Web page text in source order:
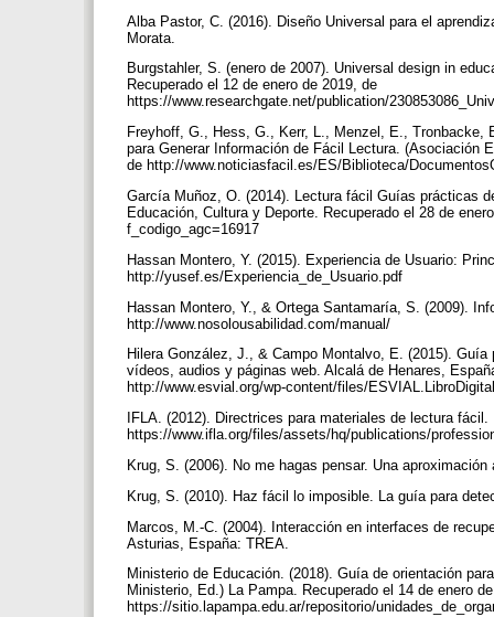
Alba Pastor, C. (2016). Diseño Universal para el
Morata.
Burgstahler, S. (enero de 2007). Universal design in
Recuperado el 12 de enero de 2019, de
https://www.researchgate.net/publication/
Freyhoff, G., Hess, G., Kerr, L., Menzel, E.,
para Generar Información de Fácil Lectura. (Asociación
de http://www.noticiasfacil.es/ES/Biblioteca/
García Muñoz, O. (2014). Lectura fácil Guías prácticas
Educación, Cultura y Deporte. Recuperado el 28 de
f_codigo_agc=16917
Hassan Montero, Y. (2015). Experiencia de Usuario:
http://yusef.es/Experiencia_de_Usuario.pdf
Hassan Montero, Y., & Ortega Santamaría, S. (2009).
http://www.nosolousabilidad.com/manual/
Hilera González, J., & Campo Montalvo, E. (2015).
vídeos, audios y páginas web. Alcalá de Henares,
http://www.esvial.org/wp-content/files/
IFLA. (2012). Directrices para materiales de lectura
https://www.ifla.org/files/assets/hq/publications/
Krug, S. (2006). No me hagas pensar. Una
Krug, S. (2010). Haz fácil lo imposible. La guía para
Marcos, M.-C. (2004). Interacción en interfaces de
Asturias, España: TREA.
Ministerio de Educación. (2018). Guía de orientación
Ministerio, Ed.) La Pampa. Recuperado el 14 de enero
https://sitio.lapampa.edu.ar/repositorio/